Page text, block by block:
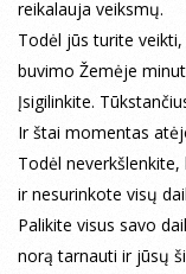
reikalauja veiksmų.
Todėl jūs turite
buvimo Žemėje
Įsigilinkite.
Ir štai momentas
Todėl
ir nesurinkote visų
Palikite visus savo
norą tarnauti ir jūsų